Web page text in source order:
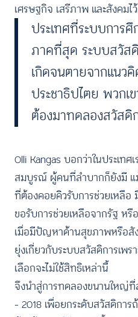
เศรษฐกิจ เสรีภาพ และสังคมไ
ประเทศที่ระบบการ
ภาคที่สุด ระบบสวัส
เกิดจนตายจากแนว
ประชาธิปไตย พวกเ
ต้องมาทดลองสวัสดิ
Olli Kangas บอกว่าในประเทศ
สมบูรณ์ ผู้คนที่ลำบากก็ยังมี
ที่ต้องคอยคิวรับการช่วยเหลื
ขอรับการช่วยเหลือจากรัฐ หรื
เมื่อมีปัญหาด้านสุขภาพหรือสั
ยุ่งเกี่ยวกับระบบสวัสดิการเพร
เลือกจะไม่ใช้สิทธิเหล่านี้
จึงนำสู่การทดลองขนานใหญ่ที่
– 2018 เพื่อยกระดับสวัสดิกา